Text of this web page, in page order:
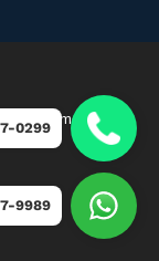
0299
9989
usamos